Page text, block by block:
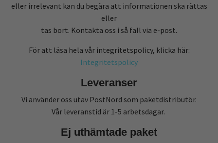
eller irrelevant kan du begära att informationen ska rättas
eller
tas bort. Kontakta oss i så fall via e-post.
För att läsa hela vår integritetspolicy, klicka här:
Integritetspolicy
Leveranser
Vi använder oss utav PostNord som paketdistributör.
Vår leveranstid är 1-5 arbetsdagar.
Ej uthämtade paket